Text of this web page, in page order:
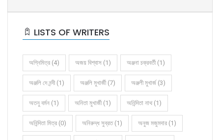
LISTS OF WRITERS
অগ্নিমিত্র (4) অজয় বিশ্বাস (1) অঞ্জনা চক্রবর্তী (1)
অঞ্জলি দে নন্দী (1) অঞ্জলি মুখার্জী (7) অঞ্জলী মুখার্জ (3)
অতনু বর্মন (1) অনিতা মুখার্জী (1) অনিন্দিতা নাথ (1)
অনিন্দিতা মিত্র (0) অনিরুদ্ধ সুব্রত (1) অনুজ মজুমদার (1)